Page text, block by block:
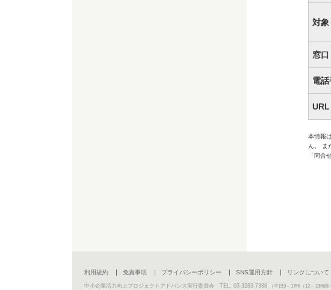
対象
窓口
電
URL
本情報
ん。 ま
「問合
利用規約 免責事項 プライバシーポリシー SNS運用方針 リンクについて
中小企業活力向上プロジェクトアドバンス実行委員会 TEL: 03-3283-7388 （平日9～17時（12～13時除